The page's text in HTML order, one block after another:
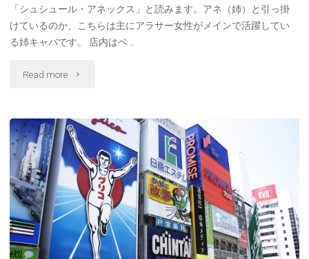
「シュシュール・アネックス」と読みます。アネ（姉）と引っ掛
けているのか、こちらは主にアラサー女性がメインで活躍してい
る姉キャバです。 店内はベ …
Read more "ミ
ミ
で
働
き
た